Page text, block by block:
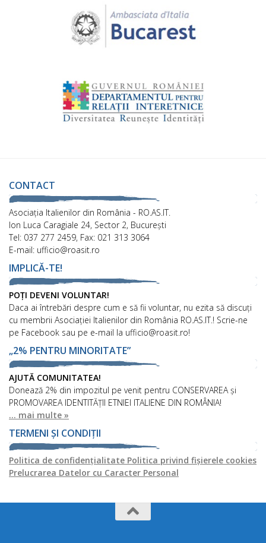
CONTACT
Asociaţia Italienilor din România - RO.AS.IT.
Ion Luca Caragiale 24, Sector 2, București
Tel: 037 277 2459, Fax: 021 313 3064
E-mail: ufficio@roasit.ro
IMPLICĂ-TE!
POȚI DEVENI VOLUNTAR!
Daca ai întrebări despre cum e să fii voluntar, nu ezita să discuți
cu membrii Asociației Italienilor din România RO.AS.IT.! Scrie-ne
pe Facebook sau pe e-mail la ufficio@roasit.ro!
„2% PENTRU MINORITATE”
AJUTĂ COMUNITATEA!
Donează 2% din impozitul pe venit pentru CONSERVAREA și
PROMOVAREA IDENTITĂȚII ETNIEI ITALIENE DIN ROMÂNIA!
... mai multe »
TERMENI ȘI CONDIȚII
Politica de confidențialitate Politica privind fișierele cookies
Prelucrarea Datelor cu Caracter Personal